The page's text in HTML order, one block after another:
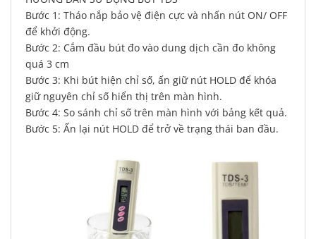
Bước 1: Tháo nắp bảo vệ điện cực và nhấn nút ON/ OFF
để khởi động.
Bước 2: Cắm đầu bút đo vào dung dịch cần đo không
quá 3 cm
Bước 3: Khi bút hiện chỉ số, ấn giữ nút HOLD để khóa
giữ nguyên chỉ số hiển thị trên màn hình.
Bước 4: So sánh chỉ số trên màn hình với bảng kết quả.
Bước 5: Ấn lại nút HOLD để trở về trạng thái ban đầu.